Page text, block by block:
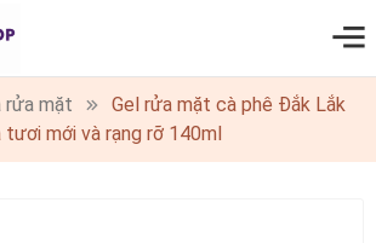
rửa mặt
Gel rửa mặt cà phê Đắk Lắk
tươi mới và rạng rỡ 140ml